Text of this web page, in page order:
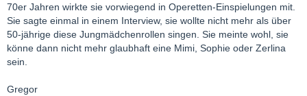
70er Jahren wirkte sie vorwiegend in Operetten-Einspielungen mit.
Sie sagte einmal in einem Interview, sie wollte nicht mehr als über
50-jährige diese Jungmädchenrollen singen. Sie meinte wohl, sie
könne dann nicht mehr glaubhaft eine Mimi, Sophie oder Zerlina
sein.
Gregor